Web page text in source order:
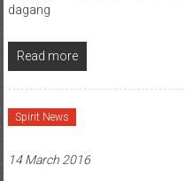
dagang
Read more
Spirit News
14 March 2016